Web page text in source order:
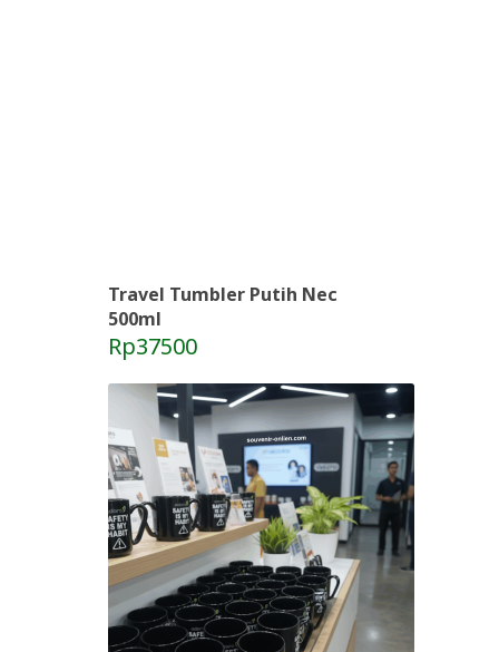
Travel Tumbler Putih Nec
500ml
Rp37500